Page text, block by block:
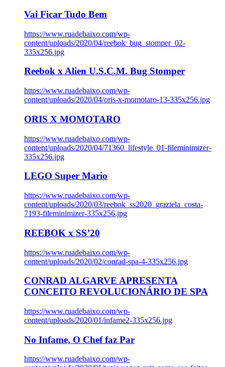
Vai Ficar Tudo Bem
https://www.ruadebaixo.com/wp-
content/uploads/2020/04/reebok_bug_stomper_02-
335x256.jpg
Reebok x Alien U.S.C.M. Bug Stomper
https://www.ruadebaixo.com/wp-
content/uploads/2020/04/oris-x-momotaro-13-335x256.jpg
ORIS X MOMOTARO
https://www.ruadebaixo.com/wp-
content/uploads/2020/04/71360_lifestyle_01-fileminimizer-
335x256.jpg
LEGO Super Mario
https://www.ruadebaixo.com/wp-
content/uploads/2020/03/reebok_ss2020_graziela_costa-
7193-fileminimizer-335x256.jpg
REEBOK x SS’20
https://www.ruadebaixo.com/wp-
content/uploads/2020/02/conrad-spa-4-335x256.jpg
CONRAD ALGARVE APRESENTA
CONCEITO REVOLUCIONÁRIO DE SPA
https://www.ruadebaixo.com/wp-
content/uploads/2020/01/infame2-335x256.jpg
No Infame, O Chef faz Par
https://www.ruadebaixo.com/wp-